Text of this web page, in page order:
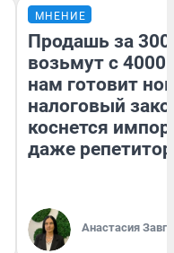
МНЕНИЕ
Продашь за
возьмут с
нам готовит
налоговый
коснется
даже
Анастасия